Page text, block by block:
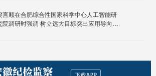
言顺在合肥综合性国家科学中心人工智能研
调研时强调 树立远大目标突出应用导向